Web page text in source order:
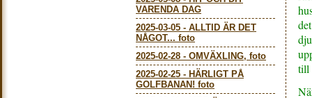
VARENDA DAG
2025-03-05 - ALLTID ÄR DET
NÅGOT... foto
2025-02-28 - OMVÄXLING, foto
2025-02-25 - HÄRLIGT PÅ
GOLFBANAN! foto
till